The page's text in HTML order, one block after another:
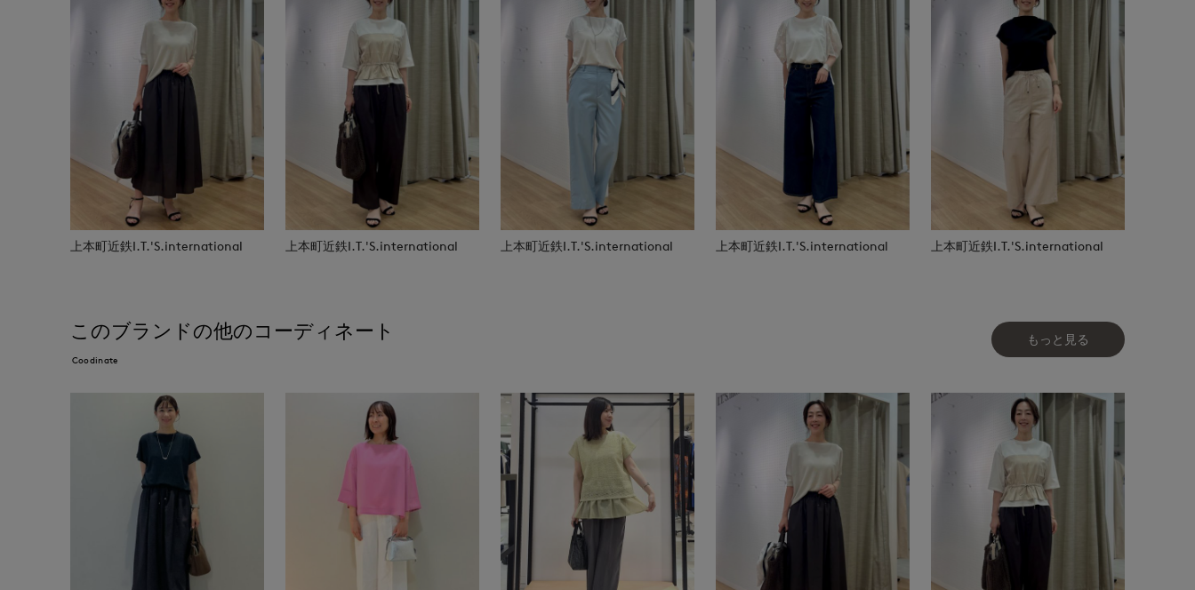
上本町近鉄I.T.'S.international 上本町近鉄I.T.'S.international 上本町近鉄I.T.'S.international 上本町近鉄I.T.'S.international 上本町近鉄I.T.'S.international
このブランドの他のコーディネート
Coodinate
もっと見る